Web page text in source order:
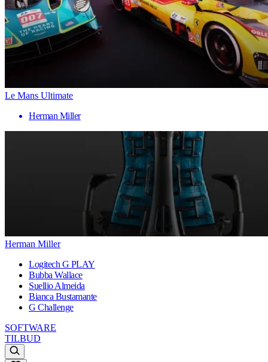
Le Mans Ultimate
Herman Miller
Herman Miller
Logitech G PLAY
Bubba Wallace
Suellio Almeida
Bianca Bustamante
G Challenge
SOFTWARE
TILBUD